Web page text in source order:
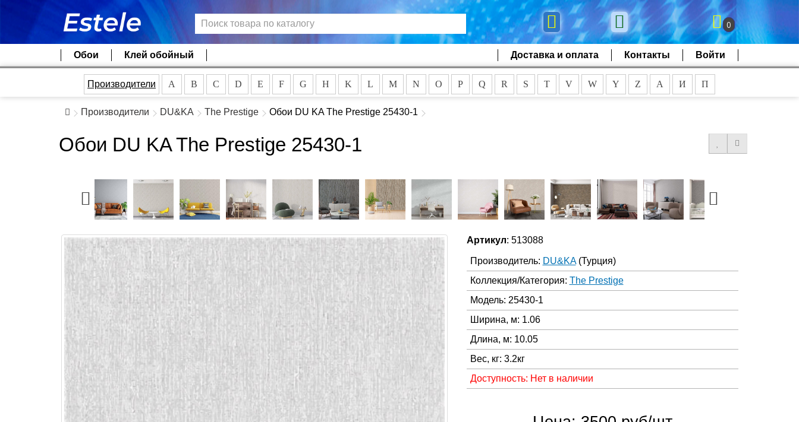
0
Обои Клей обойный Доставка и оплата Контакты Войти
Производители A B C D E F G H K L M N O P Q R S T V W Y Z А И П
Производители DU&KA The Prestige Обои DU KA The Prestige 25430-1
Обои DU KA The Prestige 25430-1
Артикул: 513088
Производитель: DU&KA (Турция)
Коллекция/Категория: The Prestige
Модель: 25430-1
Ширина, м: 1.06
Длина, м: 10.05
Вес, кг: 3.2кг
Доступность: Нет в наличии